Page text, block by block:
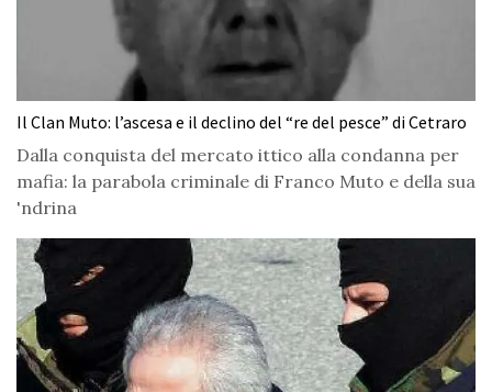
Il Clan Muto: l’ascesa e il declino del “re del pesce” di Cetraro
Dalla conquista del mercato ittico alla condanna per
mafia: la parabola criminale di Franco Muto e della sua
'ndrina